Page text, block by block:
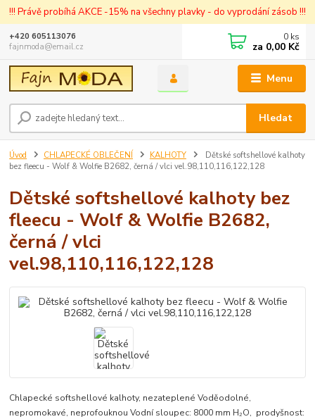
!!! Právě probíhá AKCE -15% na všechny plavky - do vyprodání zásob !!!
Menu
Hledat
+420 605113076
fajnmoda@email.cz
0 ks
za 0,00 Kč
Úvod CHLAPECKÉ OBLEČENÍ KALHOTY
Dětské softshellové kalhoty
bez fleecu - Wolf & Wolfie B2682, černá / vlci vel.98,110,116,122,128
Dětské softshellové kalhoty bez
fleecu - Wolf & Wolfie B2682,
černá / vlci
vel.98,110,116,122,128
Chlapecké softshellové kalhoty, nezateplené Voděodolné,
nepromokavé, neprofouknou Vodní sloupec: 8000 mm H₂O, prodyšnost: